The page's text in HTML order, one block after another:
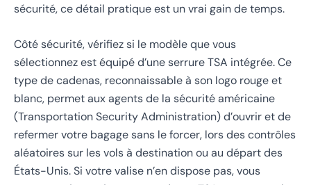
sécurité, ce détail pratique est un vrai gain de temps.
Côté sécurité, vérifiez si le modèle que vous
sélectionnez est équipé d’une serrure TSA intégrée. Ce
type de cadenas, reconnaissable à son logo rouge et
blanc, permet aux agents de la sécurité américaine
(Transportation Security Administration) d’ouvrir et de
refermer votre bagage sans le forcer, lors des contrôles
aléatoires sur les vols à destination ou au départ des
États-Unis. Si votre valise n’en dispose pas, vous